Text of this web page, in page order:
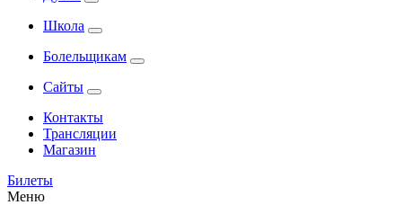
Школа
Болельщикам
Сайты
Контакты
Трансляции
Магазин
Билеты
Меню